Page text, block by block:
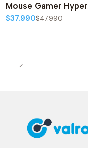
Agotado
Mouse Gamer
$37.990$47.990